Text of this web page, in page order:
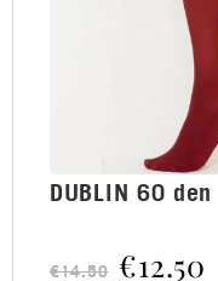
DUBLIN 60 den
€14.50 €12.50